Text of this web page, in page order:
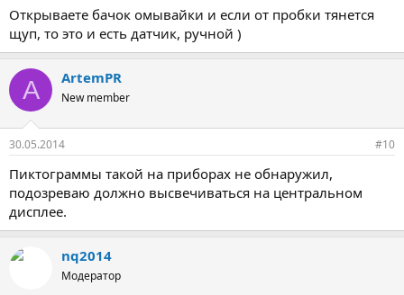
Открываете бачок омывайки и если от пробки тянется
щуп, то это и есть датчик, ручной )
A ArtemPR
New member
30.05.2014 #10
Пиктограммы такой на приборах не обнаружил,
подозреваю должно высвечиваться на центральном
дисплее.
nq2014
Модератор